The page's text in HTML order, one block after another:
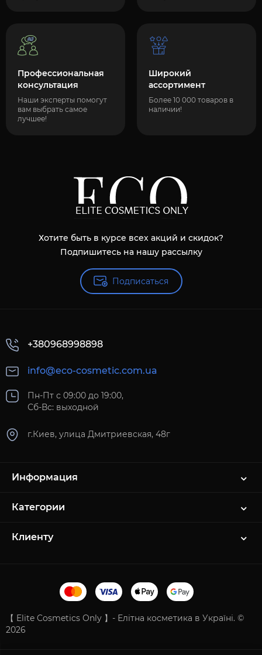
Профессиональная
консультация
Наши эксперты помогут
вам выбрать самое
лучшее!
Широкий
ассортимент
Более 10 000 товаров в
наличии!
Хотите быть в курсе всех акций и скидок?
Подпишитесь на нашу рассылку
Подписаться
+380968998898
info@eco-cosmetic.com.ua
Пн-Пт с 09:00 до 19:00,
Сб-Вс: выходной
г.Киев, улица Дмитриевская, 48г
Информация
Категории
Клиенту
【 Elite Cosmetics Only 】- Елітна косметика в Україні. ©
2026